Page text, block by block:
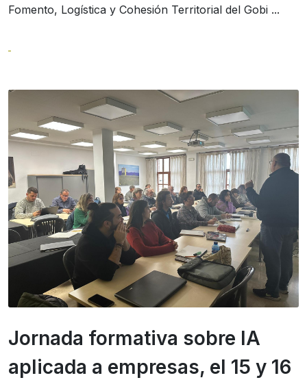
Fomento, Logística y Cohesión Territorial del Gobi ...
Jornada formativa sobre IA
aplicada a empresas, el 15 y 16